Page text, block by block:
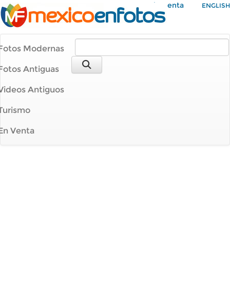
Mi Cuenta ENGLISH
Modernas
Antiguas
Antiguos
Venta